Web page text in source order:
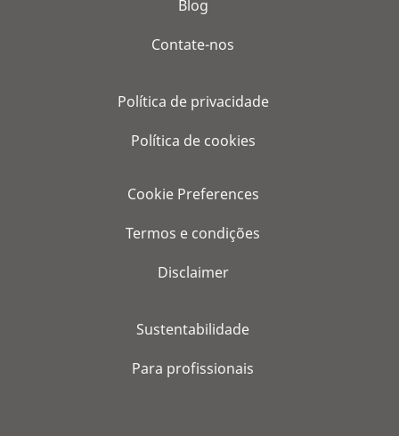
Blog
Contate-nos
Política de privacidade
Política de cookies
Cookie Preferences
Termos e condições
Disclaimer
Sustentabilidade
Para profissionais